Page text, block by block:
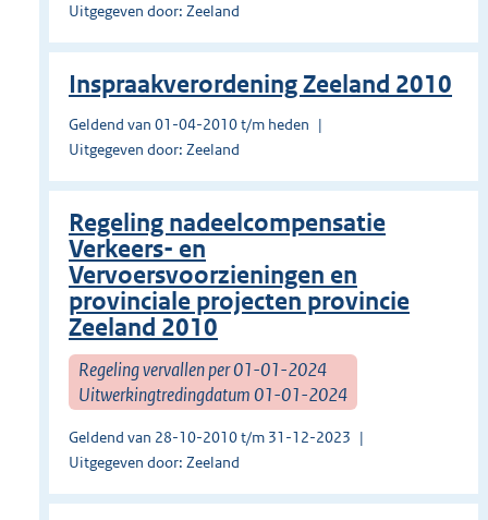
Uitgegeven door: Zeeland
Inspraakverordening Zeeland 2010
Geldend van 01-04-2010 t/m heden
Uitgegeven door: Zeeland
Regeling nadeelcompensatie
Verkeers- en
Vervoersvoorzieningen en
provinciale projecten provincie
Zeeland 2010
Regeling vervallen per 01-01-2024
Uitwerkingtredingdatum 01-01-2024
Geldend van 28-10-2010 t/m 31-12-2023
Uitgegeven door: Zeeland